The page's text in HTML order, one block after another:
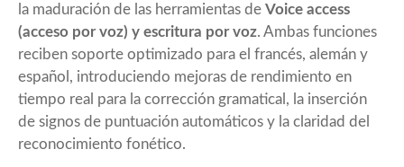
la maduración de las herramientas de Voice access
(acceso por voz) y escritura por voz. Ambas funciones
reciben soporte optimizado para el francés, alemán y
español, introduciendo mejoras de rendimiento en
tiempo real para la corrección gramatical, la inserción
de signos de puntuación automáticos y la claridad del
reconocimiento fonético.